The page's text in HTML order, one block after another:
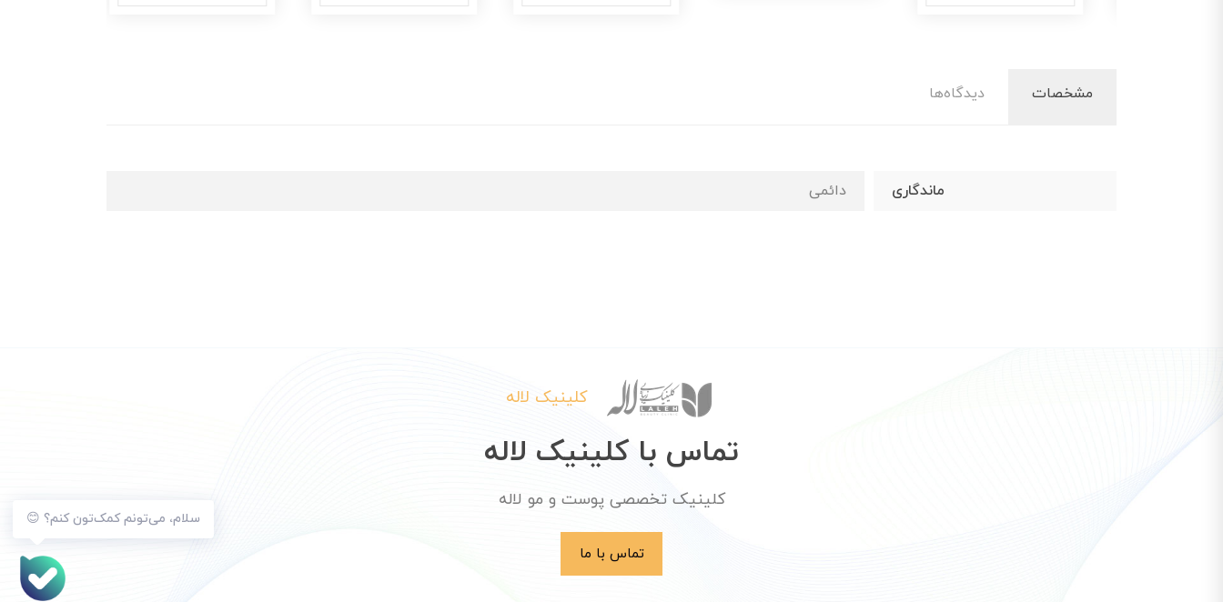
مشخصات دیدگاه‌ها
ماندگاری دائمی
سلام، می‌تونم کمک‌تون کنم؟ 😊
کلینیک لاله
تماس با کلینیک لاله
کلینیک تخصصی پوست و مو لاله
تماس با ما